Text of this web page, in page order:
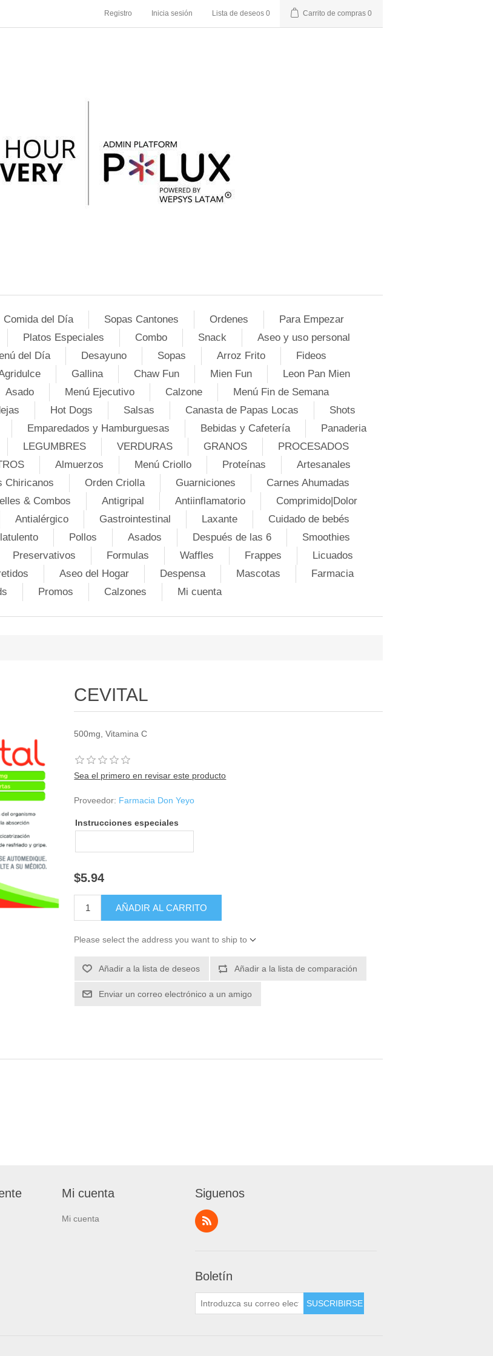
Registro Inicia sesión Lista de deseos 0 Carrito de compras 0
Comida del Día Sopas Cantones Ordenes
Para Empezar
Platos Especiales Combo Snack
Aseo y uso personal
del Día Desayuno Sopas Arroz Frito
Fideos
Gallina Chaw Fun Mien Fun
Leon Pan Mien
Asado Menú Ejecutivo Calzone
Menú Fin de Semana
Hot Dogs Salsas Canasta de Papas Locas
Shots
Emparedados y Hamburguesas Bebidas y Cafetería
Panaderia
LEGUMBRES VERDURAS GRANOS
PROCESADOS
Almuerzos Menú Criollo Proteínas
Artesanales
Chiricanos Orden Criolla Guarniciones
Carnes Ahumadas
& Combos Antigripal Antiinflamatorio
Comprimido|Dolor
Antialérgico Gastrointestinal Laxante
Cuidado de bebés
Pollos Asados Después de las 6
Smoothies
Preservativos Formulas Waffles Frappes
Licuados
Aseo del Hogar Despensa Mascotas
Farmacia
Promos Calzones Mi cuenta
CEVITAL
500mg, Vitamina C
Sea el primero en revisar este producto
Proveedor: Farmacia Don Yeyo
Instrucciones especiales
$5.94
Please select the address you want to ship to
Mi cuenta
Mi cuenta
Siguenos
Boletín